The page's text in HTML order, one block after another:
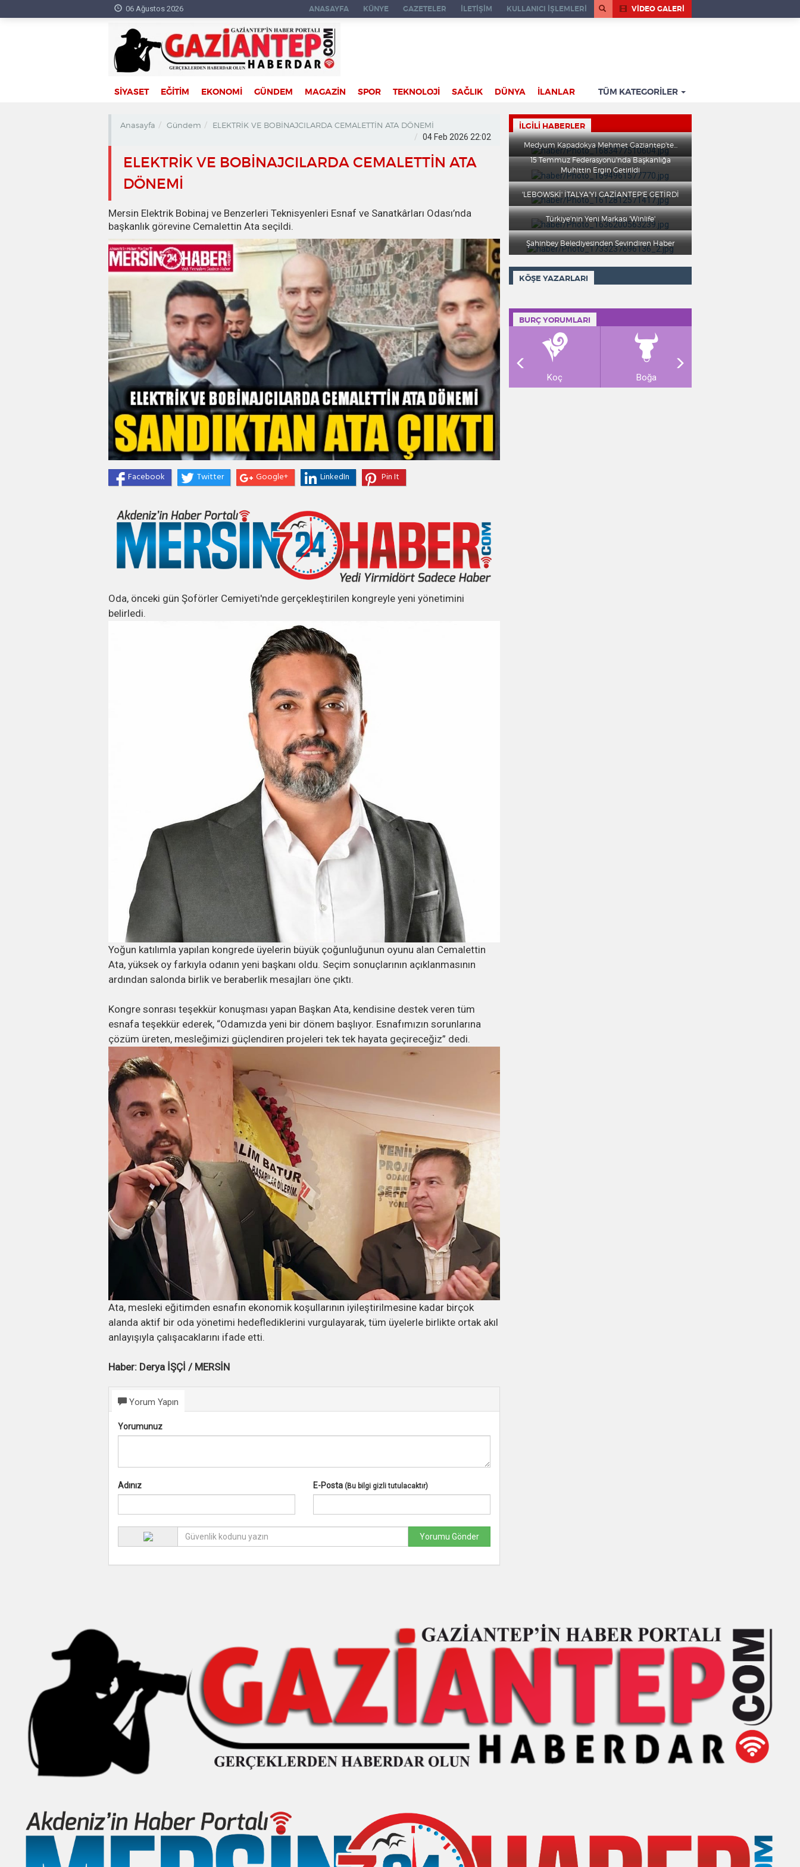
06 Ağustos 2026 VİDEO GALERİ
ANASAYFA KÜNYE GAZETELER İLETİŞİM KULLANICI İŞLEMLERİ
SİYASET EĞİTİM EKONOMİ GÜNDEM MAGAZİN SPOR TEKNOLOJİ SAĞLIK DÜNYA İLANLAR TÜM KATEGORİLER
Anasayfa Gündem
ELEKTRİK VE BOBİNAJCILARDA CEMALETTİN ATA DÖNEMİ
04 Feb 2026 22:02
ELEKTRİK VE BOBİNAJCILARDA CEMALETTİN ATA
DÖNEMİ
Mersin Elektrik Bobinaj ve Benzerleri Teknisyenleri Esnaf ve Sanatkârları Odası’nda
başkanlık görevine Cemalettin Ata seçildi.
Facebook Twitter Google+ LinkedIn Pin It
Oda, önceki gün Şoförler Cemiyeti'nde gerçekleştirilen kongreyle yeni yönetimini
belirledi.
Yoğun katılımla yapılan kongrede üyelerin büyük çoğunluğunun oyunu alan Cemalettin
Ata, yüksek oy farkıyla odanın yeni başkanı oldu. Seçim sonuçlarının açıklanmasının
ardından salonda birlik ve beraberlik mesajları öne çıktı.
Kongre sonrası teşekkür konuşması yapan Başkan Ata, kendisine destek veren tüm
esnafa teşekkür ederek, “Odamızda yeni bir dönem başlıyor. Esnafımızın sorunlarına
çözüm üreten, mesleğimizi güçlendiren projeleri tek tek hayata geçireceğiz” dedi.
Ata, mesleki eğitimden esnafın ekonomik koşullarının iyileştirilmesine kadar birçok
alanda aktif bir oda yönetimi hedeflediklerini vurgulayarak, tüm üyelerle birlikte ortak akıl
anlayışıyla çalışacaklarını ifade etti.
Haber: Derya İŞÇİ / MERSİN
Yorum Yapın
Yorumunuz
Adınız E-Posta (Bu bilgi gizli tutulacaktır)
İLGILI HABERLER
Medyum Kapadokya Mehmet Gaziantep'te...
15 Temmuz Federasyonu'nda Başkanlığa
Muhittin Ergin Getirildi
'LEBOWSKİ' İTALYA'YI GAZİANTEP'E GETİRDİ
Türkiye'nin Yeni Markası 'Winlife'
Şahinbey Belediyesinden Sevindiren Haber
KÖŞE YAZARLARI
BURÇ YORUMLARI
Koç Boğa